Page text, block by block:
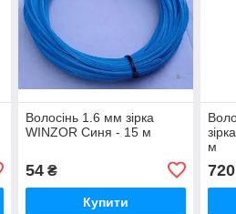
Волосінь 1.6 мм зірка
WINZOR Синя - 15 м
54₴
Купити
м
720